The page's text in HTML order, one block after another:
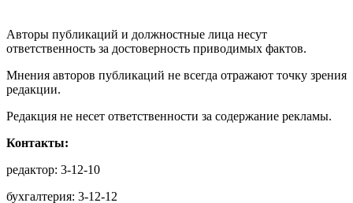
Авторы публикаций и должностные лица несут
ответственность за достоверность приводимых фактов.
Мнения авторов публикаций не всегда отражают точку зрения
редакции.
Редакция не несет ответственности за содержание рекламы.
Контакты:
редактор: 3-12-10
бухгалтерия: 3-12-12